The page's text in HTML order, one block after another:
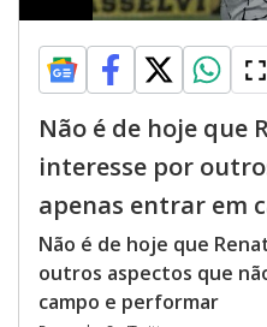
Não é de hoje que
interesse por
apenas entrar em
Não é de hoje que
outros aspectos que
campo e performar